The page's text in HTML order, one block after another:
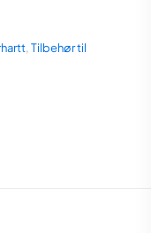
, Tilbehør til